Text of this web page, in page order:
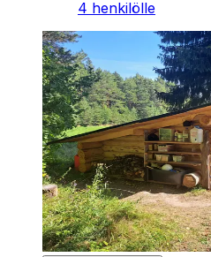
4 henkilölle